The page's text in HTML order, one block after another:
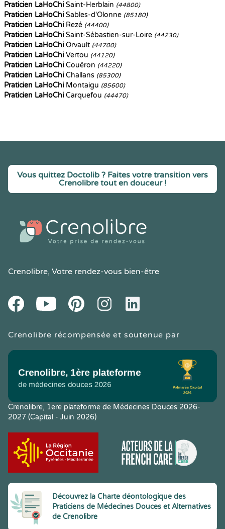
Praticien LaHoChi Saint-Herblain (44800)
Praticien LaHoChi Sables-d'Olonne (85180)
Praticien LaHoChi Rezé (44400)
Praticien LaHoChi Saint-Sébastien-sur-Loire (44230)
Praticien LaHoChi Orvault (44700)
Praticien LaHoChi Vertou (44120)
Praticien LaHoChi Couëron (44220)
Praticien LaHoChi Challans (85300)
Praticien LaHoChi Montaigu (85600)
Praticien LaHoChi Carquefou (44470)
Vous quittez Doctolib ? Faites votre transition vers
Crenolibre tout en douceur !
Crenolibre, Votre rendez-vous bien-être
FacebookYoutube PinteresetInstagramLinkedIn
Crenolibre récompensée et soutenue par
Crenolibre, 1ere plateforme de Médecines Douces 2026-
2027 (Capital - Juin 2026)
Découvrez la Charte déontologique des
Praticiens de Médecines Douces et Alternatives
de Crenolibre